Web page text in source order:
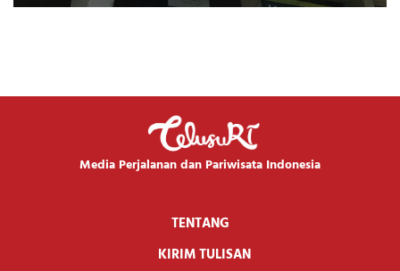
Media Perjalanan dan Pariwisata Indonesia
TENTANG
KIRIM TULISAN